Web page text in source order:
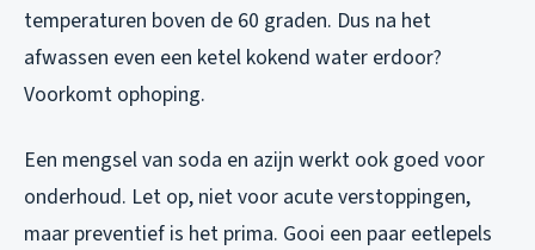
temperaturen boven de 60 graden. Dus na het
afwassen even een ketel kokend water erdoor?
Voorkomt ophoping.
Een mengsel van soda en azijn werkt ook goed voor
onderhoud. Let op, niet voor acute verstoppingen,
maar preventief is het prima. Gooi een paar eetlepels